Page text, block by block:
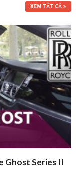
XEM TẤT CẢ
Ghost Series II